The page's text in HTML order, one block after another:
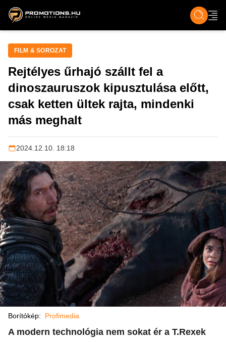
ZENE, FILM & KULT ÉLET TECH &
FILM & SOROZAT
Rejtélyes űrhajó szállt fel a
dinoszauruszok kipusztulása előtt,
csak ketten ültek rajta, mindenki
más meghalt
2024.12.10. 18:18
Borítókép: Profimedia
A modern technológia nem sokat ér a T.Rexek